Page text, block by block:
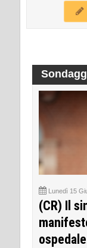
Lunedì 15
(CR) Il